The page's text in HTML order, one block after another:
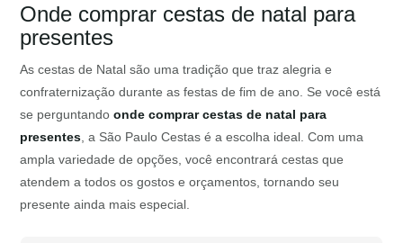
Onde comprar cestas de natal para
presentes
As cestas de Natal são uma tradição que traz alegria e
confraternização durante as festas de fim de ano. Se você está
se perguntandoonde comprar cestas de natal para
presentes , a São Paulo Cestas é a escolha ideal. Com uma
ampla variedade de opções, você encontrará cestas que
atendem a todos os gostos e orçamentos, tornando seu
presente ainda mais especial.